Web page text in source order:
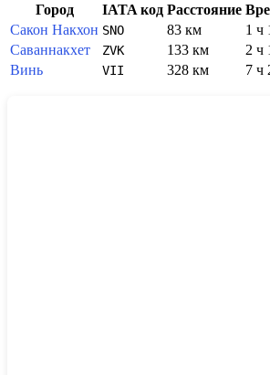
Город IATA код Расстояние
Сакон Накхон SNO 83 км
1 ч
Саваннакхет
ZVK 133 км
2 ч
Винь
VII 328 км 7 ч